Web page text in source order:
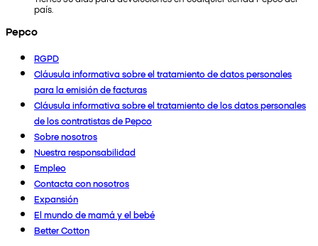
país.
Pepco
RGPD
Cláusula informativa sobre el tratamiento de datos personales
para la emisión de facturas
Cláusula informativa sobre el tratamiento de los datos personales
de los contratistas de Pepco
Sobre nosotros
Nuestra responsabilidad
Empleo
Contacta con nosotros
Expansión
El mundo de mamá y el bebé
Better Cotton